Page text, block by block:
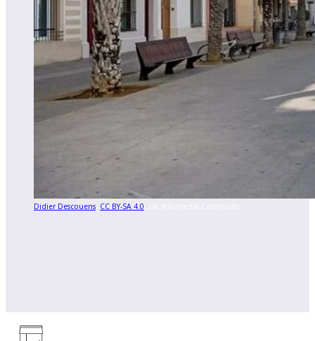
Didier Descouens CC BY-SA 4.0